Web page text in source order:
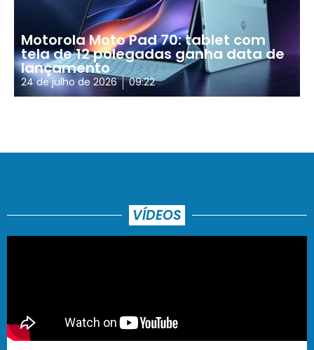
Motorola Moto Pad 70: tablet com
tela de 12 polegadas ganha data de
lançamento
24 de julho de 2026 09:22
VÍDEOS